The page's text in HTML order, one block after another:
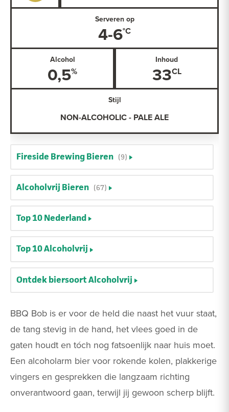
BBQ Bob is er voor de held die naast het vuur staat,
de tang stevig in de hand, het vlees goed in de
gaten houdt en tóch nog fatsoenlijk naar huis moet.
Een alcoholarm bier voor rokende kolen, plakkerige
vingers en gesprekken die langzaam richting
onverantwoord gaan, terwijl jij gewoon scherp blijft.
Serveren op
4-6
Alcohol
0,5
Inhoud
33
Stijl
NON-ALCOHOLIC - PALE ALE
Fireside Brewing Bieren (9)
Alcoholvrij Bieren (67)
Top 10 Nederland
Top 10 Alcoholvrij
Ontdek biersoort Alcoholvrij